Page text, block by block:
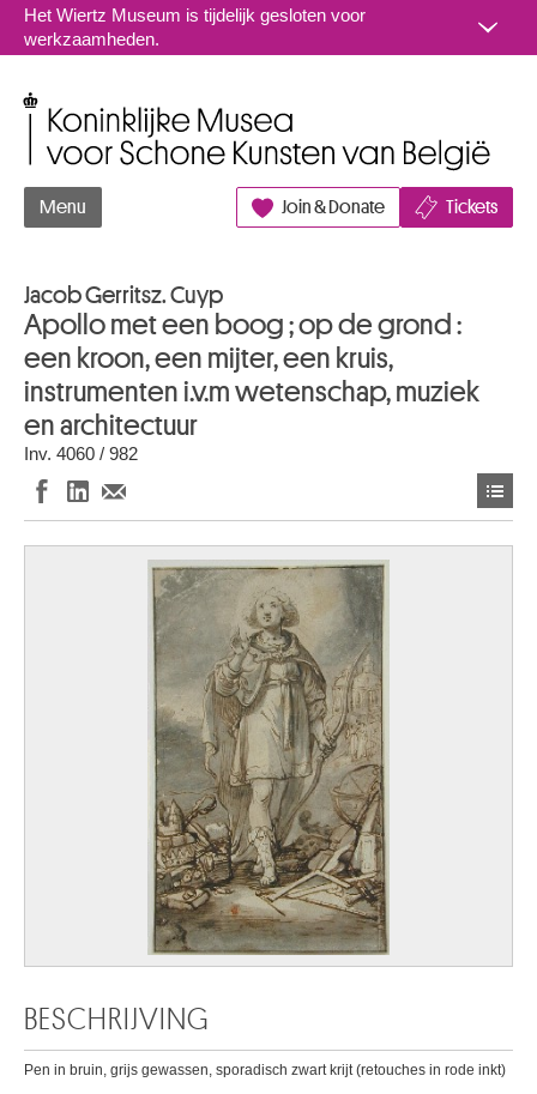
Naar inhoud
Het Wiertz Museum is tijdelijk gesloten voor
werkzaamheden.
Menu Join & Donate Tickets
Jacob Gerritsz. Cuyp
Apollo met een boog ; op de grond :
een kroon, een mijter, een kruis,
instrumenten i.v.m wetenschap, muziek
en architectuur
Inv. 4060 / 982
BESCHRIJVING
Pen in bruin, grijs gewassen, sporadisch zwart krijt (retouches in rode inkt)